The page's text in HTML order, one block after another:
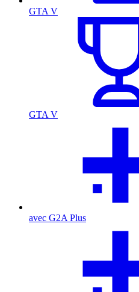
GTA V
GTA V
avec G2A Plus